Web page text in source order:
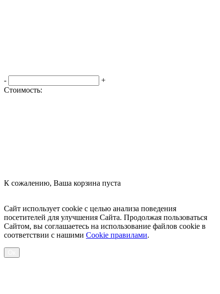
-
+
Стоимость:
К сожалению, Ваша корзина пуста
Сайт использует cookie с целью анализа поведения
посетителей для улучшения Сайта. Продолжая пользоваться
Сайтом, вы соглашаетесь на использование файлов cookie в
соответствии с нашими Cookiе правилами.